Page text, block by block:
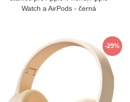
ZOBRAZIT
Watch a AirPods - černá
-29%